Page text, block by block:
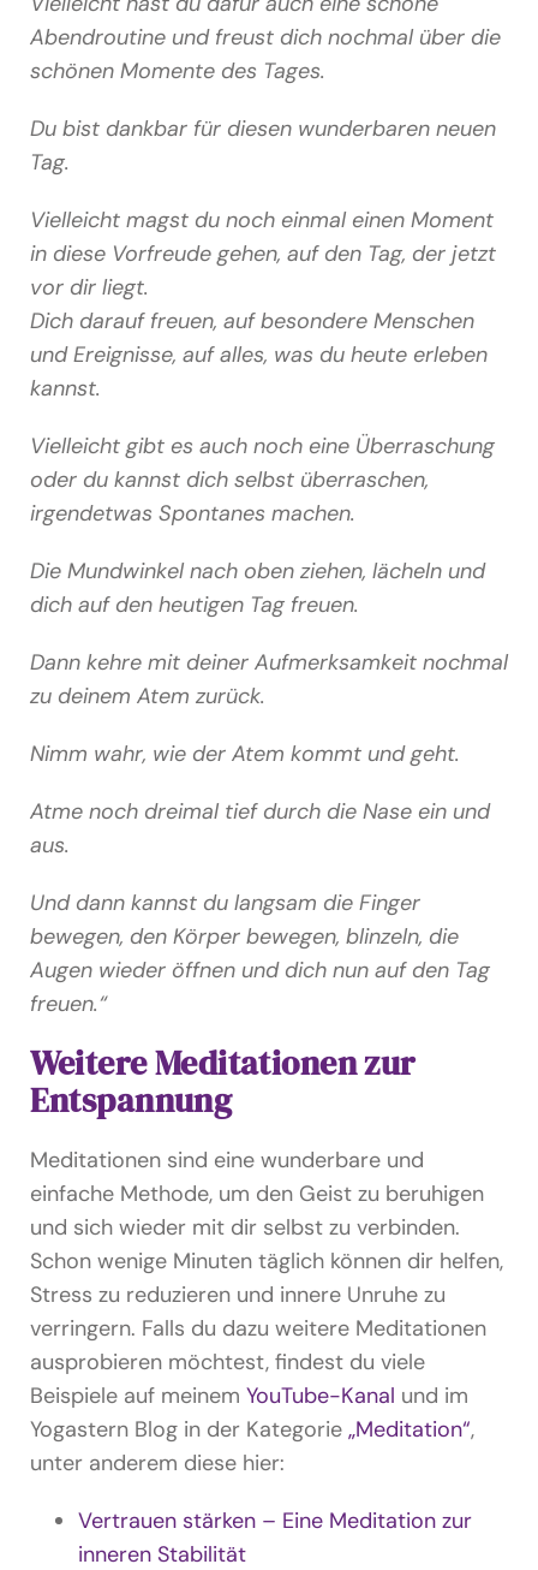
Abendroutine und freust dich nochmal über die
schönen Momente des Tages.
Du bist dankbar für diesen wunderbaren neuen
Tag.
Vielleicht magst du noch einmal einen Moment
in diese Vorfreude gehen, auf den Tag, der jetzt
vor dir liegt.
Dich darauf freuen, auf besondere Menschen
und Ereignisse, auf alles, was du heute erleben
kannst.
Vielleicht gibt es auch noch eine Überraschung
oder du kannst dich selbst überraschen,
irgendetwas Spontanes machen.
Die Mundwinkel nach oben ziehen, lächeln und
dich auf den heutigen Tag freuen.
Dann kehre mit deiner Aufmerksamkeit nochmal
zu deinem Atem zurück.
Nimm wahr, wie der Atem kommt und geht.
Atme noch dreimal tief durch die Nase ein und
aus.
Und dann kannst du langsam die Finger
bewegen, den Körper bewegen, blinzeln, die
Augen wieder öffnen und dich nun auf den Tag
freuen.“
Weitere Meditationen zur
Entspannung
Meditationen sind eine wunderbare und
einfache Methode, um den Geist zu beruhigen
und sich wieder mit dir selbst zu verbinden.
Schon wenige Minuten täglich können dir helfen,
Stress zu reduzieren und innere Unruhe zu
verringern. Falls du dazu weitere Meditationen
ausprobieren möchtest, findest du viele
Beispiele auf meinem YouTube-Kanal und im
Yogastern Blog in der Kategorie „Meditation“,
unter anderem diese hier:
Vertrauen stärken – Eine Meditation zur
inneren Stabilität